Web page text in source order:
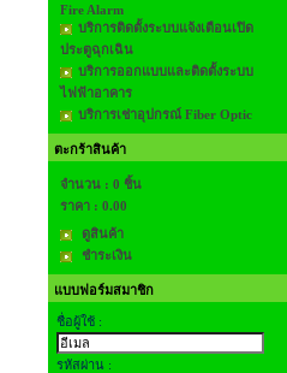
Fire Alarm
บริการติดตั้งระบบแจ้งเตือนเปิด
ประตูฉุกเฉิน
บริการออกแบบและติดตั้งระบบ
ไฟฟ้าอาคาร
บริการเช่าอุปกรณ์ Fiber Optic
ตะกร้าสินค้า
จำนวน : 0 ชิ้น
ราคา : 0.00
ดูสินค้า
ชำระเงิน
แบบฟอร์มสมาชิก
ชื่อผู้ใช้ :
รหัสผ่าน :